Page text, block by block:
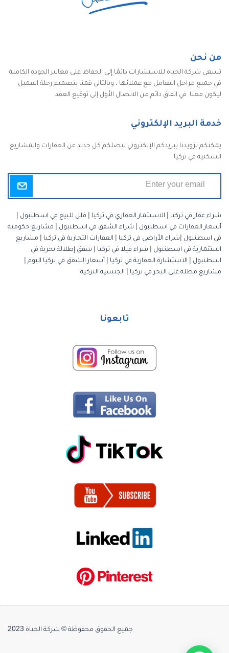
من نحن
تسعى شركة الحياة للاستشارات دائمًا إلى الحفاظ على معايير الجودة الكاملة
في جميع مراحل التعامل مع عملائها ، وبالتالي قمنا بتصميم رحلة العميل
ليكون معنا في اتفاق دائم من الاتصال الأول إلى توقيع العقد
خدمة البريد الإلكتروني
يمكنكم تزويدنا ببريدكم الإلكتروني ليصلكم كل جديد عن العقارات والمشاريع
السكنية في تركيا
شراء عقار في تركيا الاستثمار العقاري في تركيا فلل للبيع في اسطنبول
أسعار العقارات في اسطنبول
شراء الشقق في اسطنبول
مشاريع حكومية
في اسطنبول
شراء الأراضي في تركيا العقارات التجارية في تركيا
مشاريع
استثمارية في اسطنبول
شراء فيلا في تركيا
شقق إطلالة بحرية في
اسطنبول
الاستشارة العقارية في تركيا أسعار الشقق في تركيا اليوم
مشاريع مطلة على البحر في تركيا
الجنسية التركية
تابعونا
جميع الحقوق محفوظة © شركة الحياة 2023